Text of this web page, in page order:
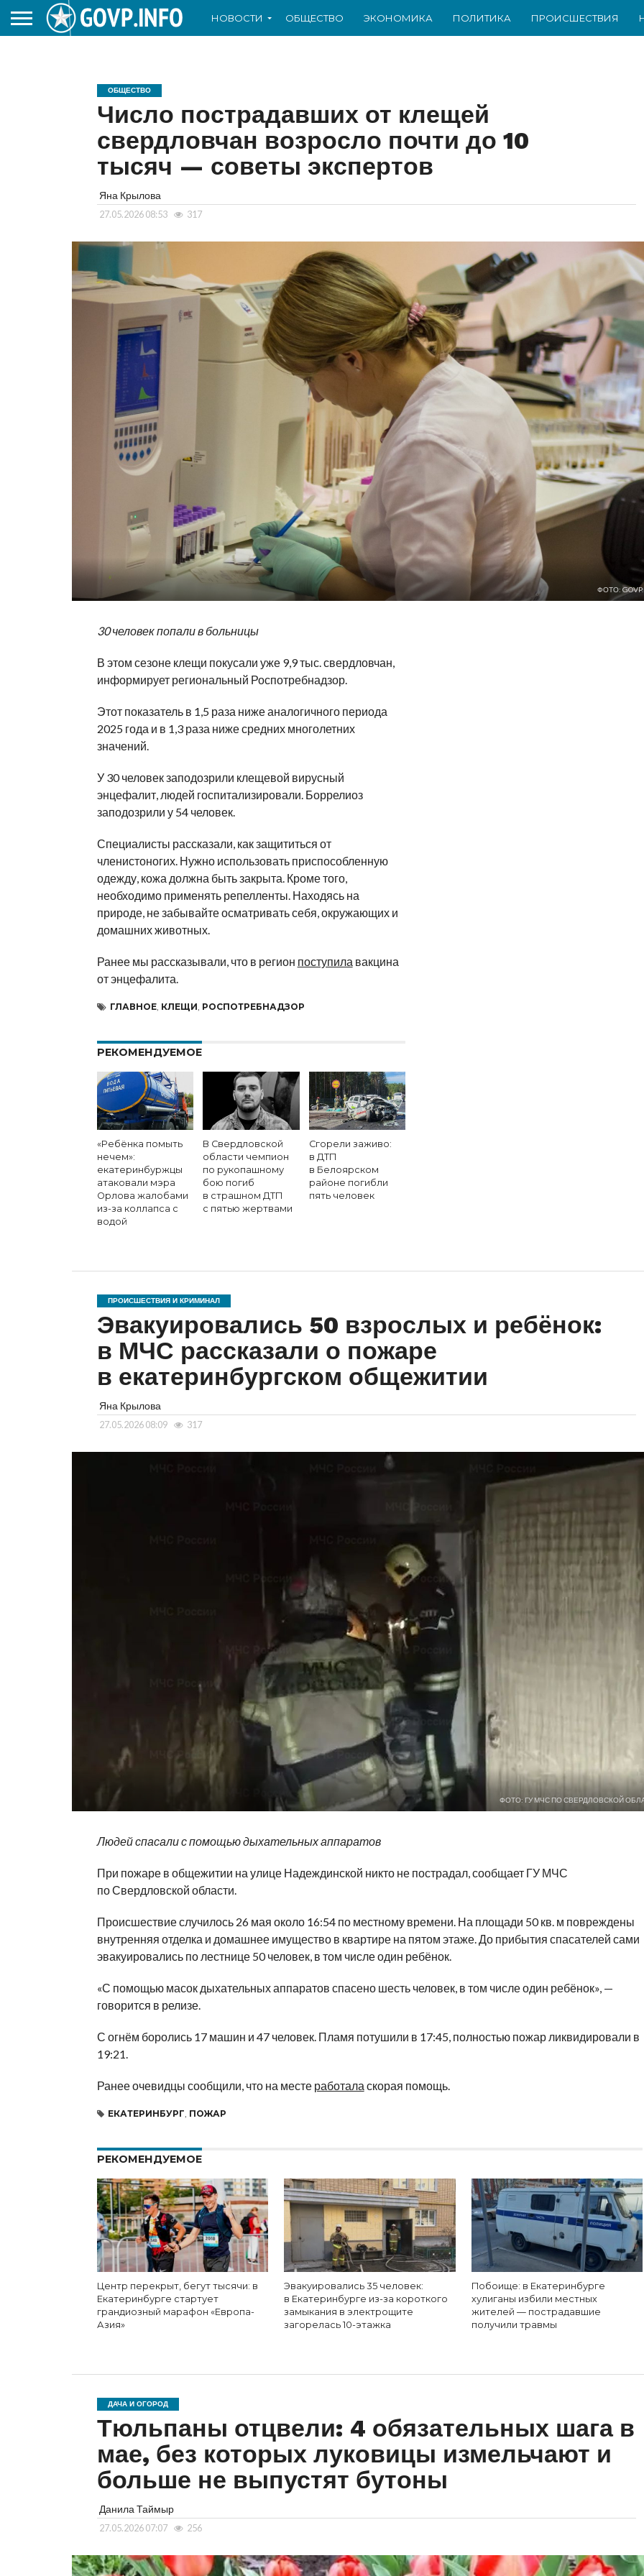
НОВОСТИ ОБЩЕСТВО ЭКОНОМИКА ПОЛИТИКА ПРОИСШЕСТВИЯ
ОБЩЕСТВО
Число пострадавших от клещей
свердловчан возросло почти до 10
тысяч — советы экспертов
Яна Крылова
27.05.2026 08:53 317
ФОТО:
30 человек попали в больницы
В этом сезоне клещи покусали уже 9,9 тыс. свердловчан,
информирует региональный Роспотребнадзор.
Этот показатель в 1,5 раза ниже аналогичного периода
2025 года и в 1,3 раза ниже средних многолетних
значений.
У 30 человек заподозрили клещевой вирусный
энцефалит, людей госпитализировали. Боррелиоз
заподозрили у 54 человек.
Специалисты рассказали, как защититься от
членистоногих. Нужно использовать приспособленную
одежду, кожа должна быть закрыта. Кроме того,
необходимо применять репелленты. Находясь на
природе, не забывайте осматривать себя, окружающих и
домашних животных.
Ранее мы рассказывали, что в регион поступила вакцина
от энцефалита.
ГЛАВНОЕ, КЛЕЩИ, РОСПОТРЕБНАДЗОР
РЕКОМЕНДУЕМОЕ
«Ребёнка помыть
нечем»:
екатеринбуржцы
атаковали мэра
Орлова жалобами
из-за коллапса с
водой
В Свердловской
области чемпион
по рукопашному
бою погиб
в страшном ДТП
с пятью жертвами
Сгорели заживо:
в ДТП
в Белоярском
районе погибли
пять человек
ПРОИСШЕСТВИЯ И КРИМИНАЛ
Эвакуировались 50 взрослых и ребёнок:
в МЧС рассказали о пожаре
в екатеринбургском общежитии
Яна Крылова
27.05.2026 08:09 317
ФОТО: ГУ МЧС ПО СВЕРДЛОВСКОЙ
Людей спасали с помощью дыхательных аппаратов
При пожаре в общежитии на улице Надеждинской никто не пострадал, сообщает ГУ МЧС
по Свердловской области.
Происшествие случилось 26 мая около 16:54 по местному времени. На площади 50 кв. м повреждены
внутренняя отделка и домашнее имущество в квартире на пятом этаже. До прибытия спасателей сами
эвакуировались по лестнице 50 человек, в том числе один ребёнок.
«С помощью масок дыхательных аппаратов спасено шесть человек, в том числе один ребёнок», —
говорится в релизе.
С огнём боролись 17 машин и 47 человек. Пламя потушили в 17:45, полностью пожар ликвидировали в
19:21.
Ранее очевидцы сообщили, что на месте работала скорая помощь.
ЕКАТЕРИНБУРГ ПОЖАР
РЕКОМЕНДУЕМОЕ
Центр перекрыт, бегут тысячи: в
Екатеринбурге стартует
грандиозный марафон «Европа-
Азия»
Эвакуировались 35 человек:
в Екатеринбурге из-за короткого
замыкания в электрощите
загорелась 10-этажка
Побоище: в Екатеринбурге
хулиганы избили местных
жителей — пострадавшие
получили травмы
ДАЧА И ОГОРОД
Тюльпаны отцвели: 4 обязательных шага в
мае, без которых луковицы измельчают и
больше не выпустят бутоны
Данила Таймыр
27.05.2026 07:07 256